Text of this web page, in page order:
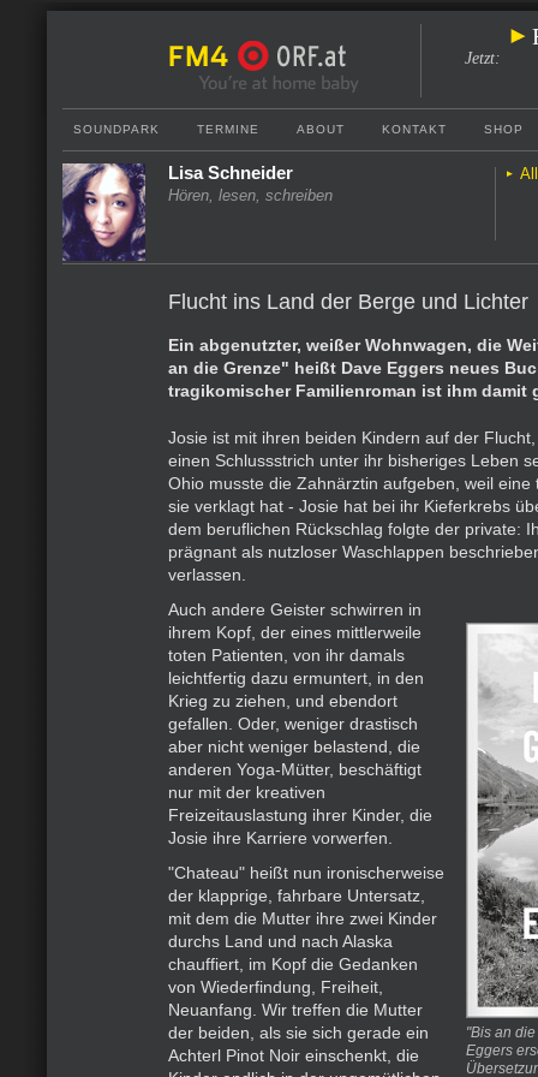
Jetzt:
SOUNDPARK TERMINE ABOUT KONTAKT SHOP
Lisa Schneider
Hören, lesen, schreiben
Flucht ins Land der Berge und Lichter
Ein abgenutzter, weißer Wohnwagen, die
an die Grenze" heißt Dave Eggers neues
tragikomischer Familienroman ist ihm damit
Josie ist mit ihren beiden Kindern auf der
einen Schlussstrich unter ihr bisheriges Leben
Ohio musste die Zahnärztin aufgeben, weil eine
sie verklagt hat - Josie hat bei ihr Kieferkrebs
dem beruflichen Rückschlag folgte der private:
prägnant als nutzloser Waschlappen
verlassen.
"Bis an
Eggers
Auch andere Geister schwirren in
ihrem Kopf, der eines mittlerweile
toten Patienten, von ihr damals
leichtfertig dazu ermuntert, in den
Krieg zu ziehen, und ebendort
gefallen. Oder, weniger drastisch
aber nicht weniger belastend, die
anderen Yoga-Mütter, beschäftigt
nur mit der kreativen
Freizeitauslastung ihrer Kinder, die
Josie ihre Karriere vorwerfen.
"Chateau" heißt nun ironischerweise
der klapprige, fahrbare Untersatz,
mit dem die Mutter ihre zwei Kinder
durchs Land und nach Alaska
chauffiert, im Kopf die Gedanken
von Wiederfindung, Freiheit,
Neuanfang. Wir treffen die Mutter
der beiden, als sie sich gerade ein
Achterl Pinot Noir einschenkt, die